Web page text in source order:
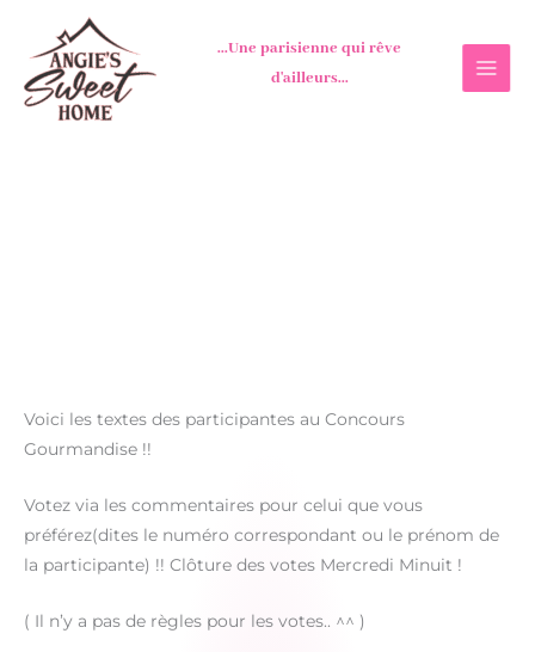
contenu
...Une parisienne qui rêve
d'ailleurs...
Voici les textes des participantes au Concours
Gourmandise !!
Votez via les commentaires pour celui que vous
préférez(dites le numéro correspondant ou le prénom de
la participante) !! Clôture des votes Mercredi Minuit !
( Il n’y a pas de règles pour les votes.. ^^ )